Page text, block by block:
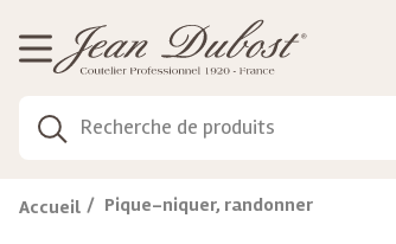
Accueil Pique-niquer, randonner
Gestion de vos préférences sur les cookies